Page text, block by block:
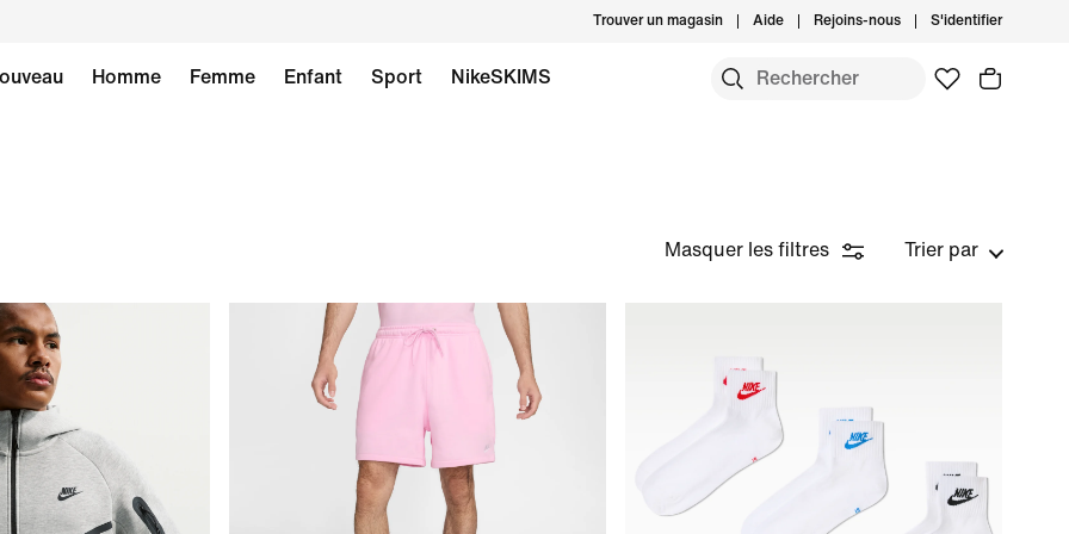
Trouver un magasin Aide Rejoins-nous S'identifier
Homme Femme Enfant Sport NikeSKIMS
Masquer les filtres Trier par